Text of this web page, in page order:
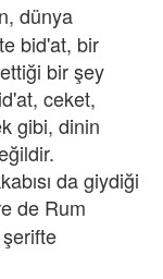
dünya
bid'at, bir
bir şey
ceket,
gibi, dinin
da giydiği
de Rum